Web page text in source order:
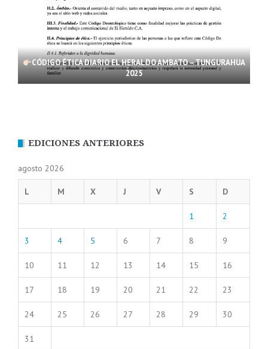
CÓDIGO ÉTICA DIARIO EL HERALDO AMBATO – TUNGURAHUA
2025
EDICIONES ANTERIORES
agosto 2026
L M X J V S D
1 2
3 4 5 6 7 8 9
10 11 12 13 14 15 16
17 18 19 20 21 22 23
24 25 26 27 28 29 30
31